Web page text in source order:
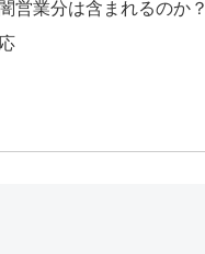
営業分は含まれるのか？